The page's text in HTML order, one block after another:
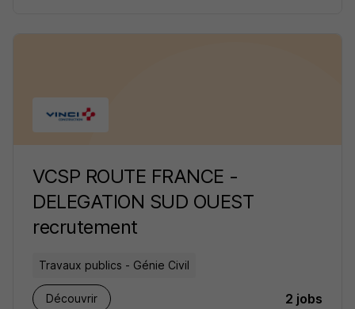
VCSP ROUTE FRANCE -
DELEGATION SUD OUEST
recrutement
Travaux publics - Génie Civil
Découvrir 2 jobs